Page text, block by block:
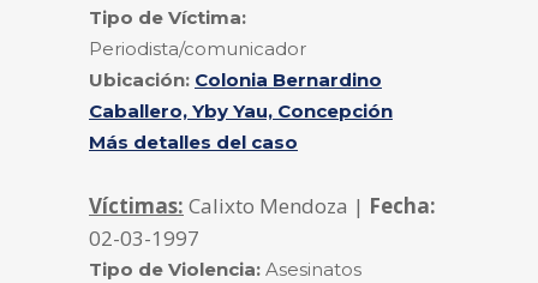
Tipo de Víctima:
Periodista/comunicador
Ubicación: Colonia Bernardino
Caballero, Yby Yau, Concepción
Más detalles del caso
Víctimas: Calixto Mendoza | Fecha:
02-03-1997
Tipo de Violencia: Asesinatos